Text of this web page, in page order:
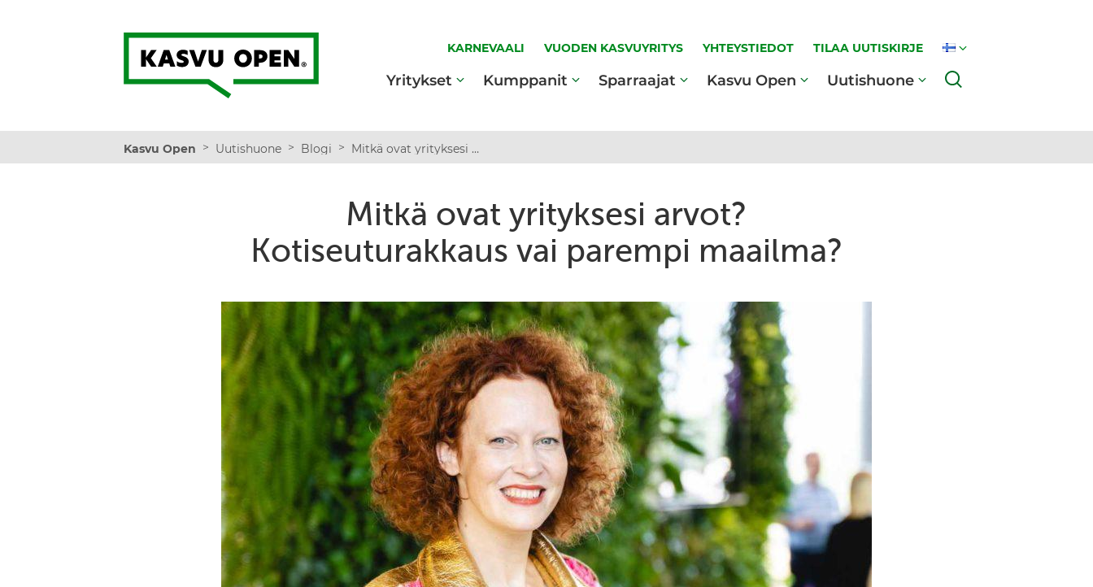
Kasvu Open
KARNEVAALI VUODEN KASVUYRITYS YHTEYSTIEDOT TILAA UUTISKIRJE
Yritykset Kumppanit Sparraajat Kasvu Open Uutishuone
Kasvu Open > Uutishuone > Blogi > Mitkä ovat yrityksesi arvot? Kotiseuturakkaus vai parempi maailma?
Mitkä ovat yrityksesi arvot?
Kotiseuturakkaus vai parempi maailma?